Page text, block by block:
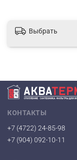
Выбрать
КОНТАКТЫ
+7 (4722) 24-85-98
+7 (904) 092-10-11